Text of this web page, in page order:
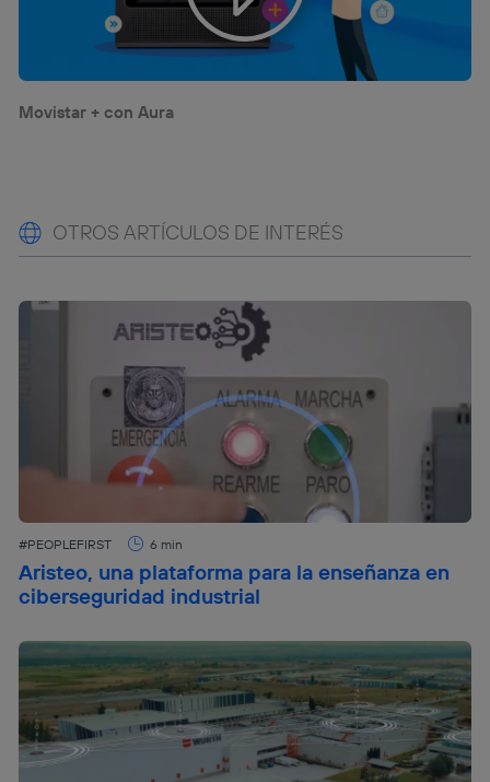
Movistar + con Aura
OTROS ARTÍCULOS DE INTERÉS
Aristeo, una plataforma para la enseñanza en
ciberseguridad industrial
#PEOPLEFIRST 6 min